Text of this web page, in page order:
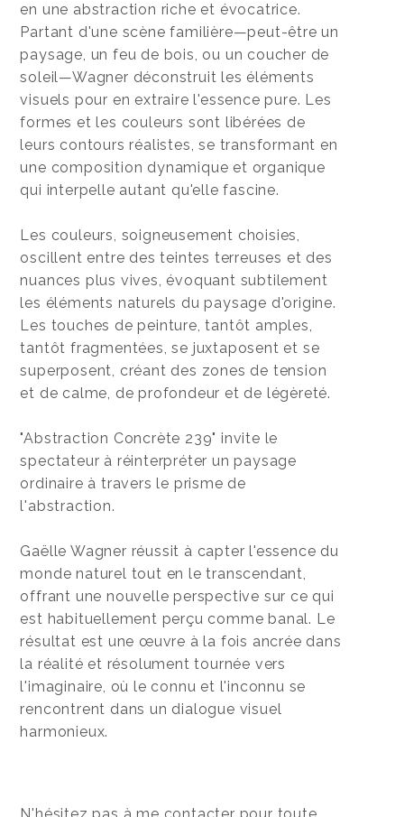
en une abstraction riche et évocatrice.
Partant d'une scène familière—peut-être un
paysage, un feu de bois, ou un coucher de
soleil—Wagner déconstruit les éléments
visuels pour en extraire l'essence pure. Les
formes et les couleurs sont libérées de
leurs contours réalistes, se transformant en
une composition dynamique et organique
qui interpelle autant qu'elle fascine.
Les couleurs, soigneusement choisies,
oscillent entre des teintes terreuses et des
nuances plus vives, évoquant subtilement
les éléments naturels du paysage d'origine.
Les touches de peinture, tantôt amples,
tantôt fragmentées, se juxtaposent et se
superposent, créant des zones de tension
et de calme, de profondeur et de légèreté.
"Abstraction Concrète 239" invite le
spectateur à réinterpréter un paysage
ordinaire à travers le prisme de
l'abstraction.
Gaëlle Wagner réussit à capter l'essence du
monde naturel tout en le transcendant,
offrant une nouvelle perspective sur ce qui
est habituellement perçu comme banal. Le
résultat est une œuvre à la fois ancrée dans
la réalité et résolument tournée vers
l'imaginaire, où le connu et l'inconnu se
rencontrent dans un dialogue visuel
harmonieux.